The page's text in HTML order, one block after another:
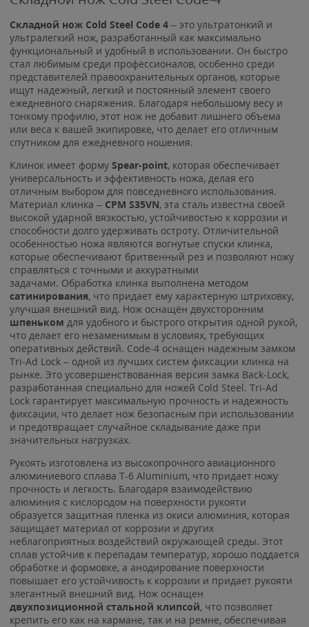
Складной нож Cold Steel Code 4 – это ультратонкий и
ультралегкий нож, разработанный как максимально
функциональный и удобный в использовании. Он быстро
стал любимым среди профессионалов, особенно среди
представителей правоохранительных органов, которые
ищут надежный, легкий и постоянный элемент своего
ежедневного снаряжения. Благодаря небольшому весу и
тонкому профилю, этот нож не добавит лишнего объема
или веса к вашей экипировке, что делает его отличным
спутником для ежедневного ношения.
Клинок имеет форму Spear-point, которая обеспечивает
универсальность и эффективность ножа, делая его
отличным выбором для повседневного использования.
Материал клинка – CPM S35VN, эта сталь известна своей
высокой ударной вязкостью, устойчивостью к коррозии и
способности долго удерживать остроту. Отличительной
особенностью ножа являются вогнутые спуски клинка,
которые обеспечивают бритвенный рез и позволяют ножу
справляться с точными и аккуратными
задачами. Обработка клинка выполнена методом
сатинирования, что придает ему характерную штриховку,
улучшая внешний вид. Нож оснащён двухсторонним
шпеньком для удобного и быстрого открытия одной рукой,
что делает его незаменимым в условиях, требующих
оперативных действий. Code-4 оснащен надежным замком
Tri-Ad Lock – одной из лучших систем фиксации клинка на
рынке. Это усовершенствованная версия замка Back-Lock,
разработанная специально для ножей Cold Steel. Tri-Ad
Lock гарантирует максимальную прочность и надежность
фиксации, что делает нож безопасным при использовании
и предотвращает случайное складывание даже при
значительных нагрузках.
Рукоять изготовлена из высокопрочного авиационного
алюминиевого сплава T-6 Aluminium, что придает ножу
прочность и легкость. Благодаря взаимодействию
алюминия с кислородом на поверхности рукояти
образуется защитная пленка из окиси алюминия, которая
защищает материал от коррозии и других
неблагоприятных воздействий окружающей среды. Этот
сплав устойчив к перепадам температур, хорошо поддается
обработке и формовке, а анодирование поверхности
повышает его устойчивость к коррозии и придает рукояти
элегантный внешний вид. Нож оснащен
двухпозиционной стальной клипсой, что позволяет
крепить его как на кармане, так и на ремне, обеспечивая